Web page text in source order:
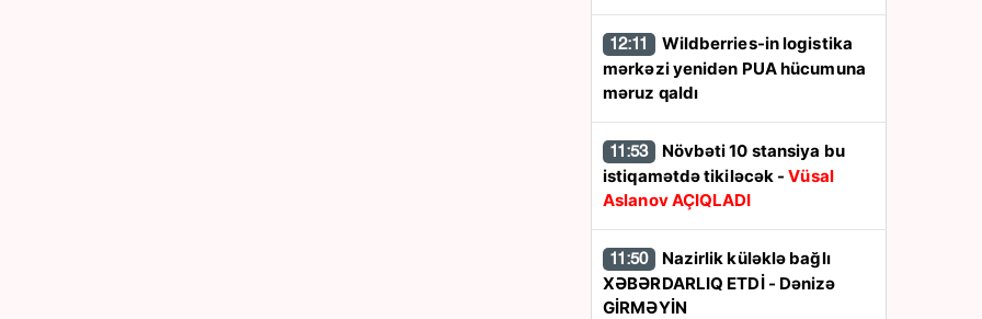
12:11
mərkəzi yenidən PUA hücumuna
məruz qaldı
11:53
istiqamətdə tikiləcək -Vüsal
Aslanov AÇIQLADI
11:50
XƏBƏRDARLIQ ETDİ - Dənizə
GİRMƏYİN